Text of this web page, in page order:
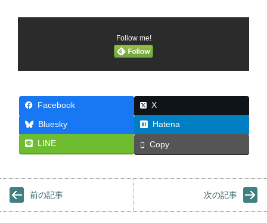
Follow me!
Facebook
X
Bluesky
Hatena
LINE
Copy
前の記事 次の記事